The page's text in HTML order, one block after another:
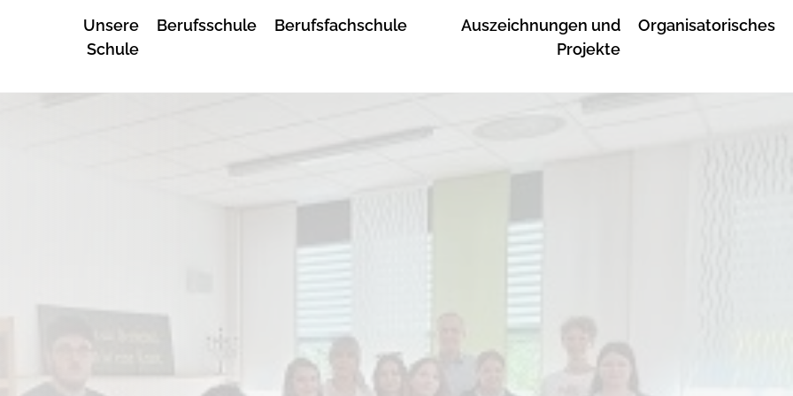
Unsere
Schule
Berufsschule Berufsfachschule
Auszeichnungen und
Projekte
Organisatorisches